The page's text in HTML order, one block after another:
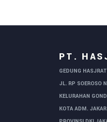
PT.
GEDUNG HASJRAT
JL. RP SOEROSO
KELURAHAN
KOTA ADM.